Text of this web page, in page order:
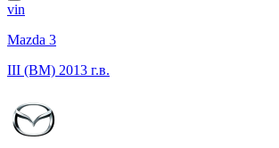
vin
Mazda 3
III (BM) 2013 г.в.